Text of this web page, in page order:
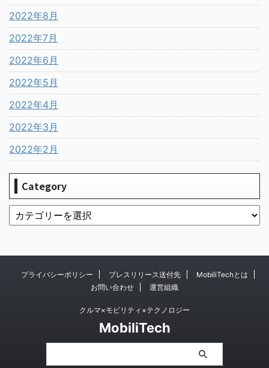
2022年8月
2022年7月
2022年6月
2022年5月
2022年4月
2022年3月
2022年2月
Category
プライバシーポリシー プレスリリース送付先
MobiliTechとは
お問い合わせ
運営組織
クルマ×モビリティ×テクノロジー
MobiliTech